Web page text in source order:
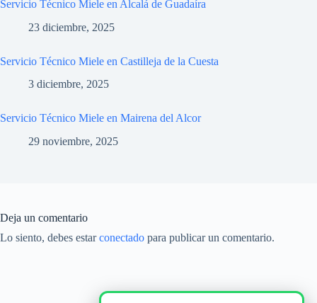
Servicio Técnico Miele en Alcalá de Guadaíra
23 diciembre, 2025
Servicio Técnico Miele en Castilleja de la Cuesta
3 diciembre, 2025
Servicio Técnico Miele en Mairena del Alcor
29 noviembre, 2025
Deja un comentario
Lo siento, debes estarconectado para publicar un comentario.